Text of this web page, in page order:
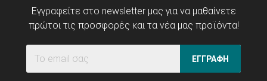
Εγγραφείτε στο newsletter μας για να μαθαίνετε
πρώτοι τις προσφορές και τα νέα μας προϊόντα!
ΕΓΓΡΑΦΗ